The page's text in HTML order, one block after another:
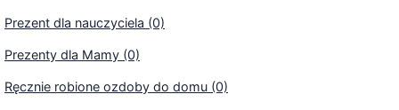
Prezent dla nauczyciela (0)
Prezenty dla Mamy (0)
Ręcznie robione ozdoby do domu (0)